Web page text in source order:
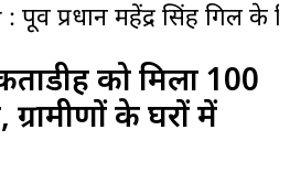
सिंह गिल के निधन पर
को मिला 100
ग्रामीणों के घरों में